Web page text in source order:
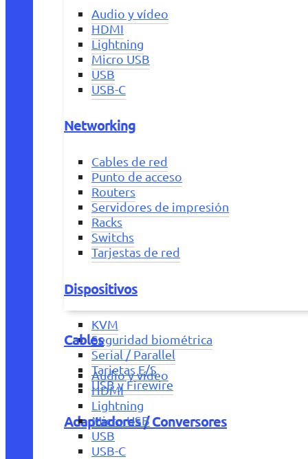
Audio y vídeo
HDMI
Lightning
Micro USB
USB
USB-C
Networking
Cables de red
Punto de acceso
Routers
Servidores de impresión
Racks
Switchs
Tarjestas de red
Dispositivos
KVM
Seguridad biométrica
Serial / Parallel
Tarjetas E/S
USB y Firewire
Adaptadores / Conversores
Cables
Audio y vídeo
HDMI
Lightning
Micro USB
USB
USB-C